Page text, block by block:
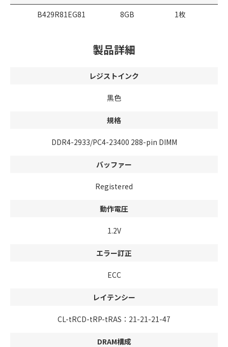
B429R81EG81
8GB 1枚
製品詳細
レジストインク
黒色
規格
DDR4-2933/PC4-23400 288-pin DIMM
バッファー
Registered
動作電圧
1.2V
エラー訂正
ECC
レイテンシー
CL-tRCD-tRP-tRAS：21-21-21-47
DRAM構成